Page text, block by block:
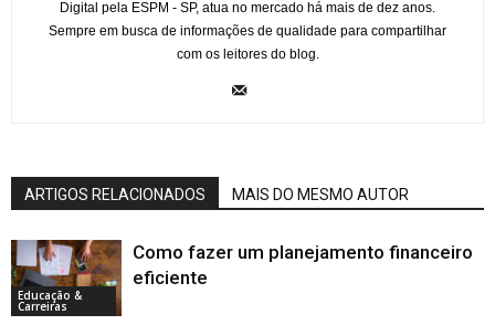
Digital pela ESPM - SP, atua no mercado há mais de dez anos.
Sempre em busca de informações de qualidade para compartilhar
com os leitores do blog.
ARTIGOS RELACIONADOS MAIS DO MESMO AUTOR
Educação &
Carreiras
Como fazer um planejamento financeiro
eficiente